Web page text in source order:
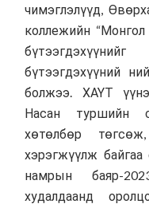
чимэглэлүүд,
коллежийн
бүтээгдэхүүний
болжээ. ХАҮТ
Насан туршийн
хөтөлбөр
хэрэгжүүлж
намрын баяр-
худалдаанд